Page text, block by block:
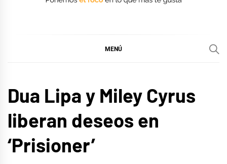
MENÚ
Dua Lipa y Miley Cyrus
liberan deseos en
‘Prisioner’